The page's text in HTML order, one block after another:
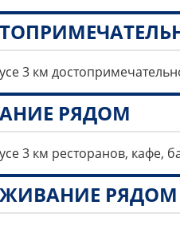
3 км
РЯДОМ
3 км ресторанов, кафе,
РЯДОМ